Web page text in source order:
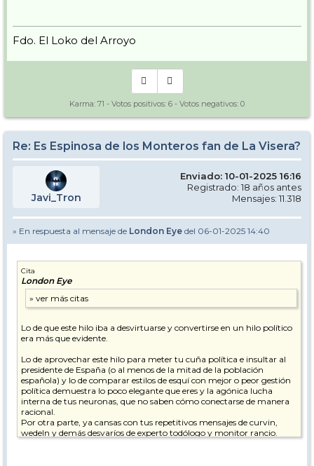
Fdo. El Loko del Arroyo
Karma: 71 - Votos positivos: 6 - Votos negativos: 0
Re: Es Espinosa de los Monteros fan de La Visera?
Javi_Tron
Enviado: 10-01-2025 16:16
Registrado: 18 años antes
Mensajes: 11.318
» En respuesta al mensaje de London Eye del 06-01-2025 14:40
Cita
London Eye
Lo de que este hilo iba a desvirtuarse y convertirse en un hilo político
era más que evidente.
Lo de aprovechar este hilo para meter tu cuña política e insultar al
presidente de España (o al menos de la mitad de la población
española) y lo de comparar estilos de esquí con mejor o peor gestión
política demuestra lo poco elegante que eres y la agónica lucha
interna de tus neuronas, que no saben cómo conectarse de manera
racional.
Por otra parte, ya cansas con tus repetitivos mensajes de curvin,
wedeln y demás desvaríos de experto todólogo y monitor rancio.